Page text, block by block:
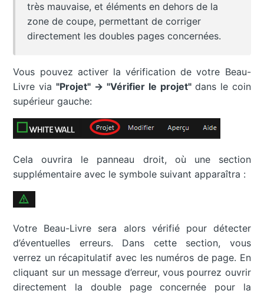
très mauvaise, et éléments en dehors de la
zone de coupe, permettant de corriger
directement les doubles pages concernées.
Vous pouvez activer la vérification de votre Beau-
Livre via"Projet" → "Vérifier le projet" dans le coin
supérieur gauche:
Cela ouvrira le panneau droit, où une section
supplémentaire avec le symbole suivant apparaîtra :
Votre Beau-Livre sera alors vérifié pour détecter
d’éventuelles erreurs. Dans cette section, vous
verrez un récapitulatif avec les numéros de page. En
cliquant sur un message d’erreur, vous pourrez ouvrir
directement la double page concernée pour la